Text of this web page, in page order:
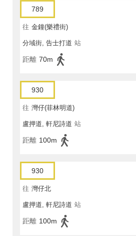
789
往 金鐘(樂禮街)
分域街, 告士打道 站
距離 70m
930
往 灣仔(菲林明道)
盧押道, 軒尼詩道 站
距離 100m
930
往 灣仔北
盧押道, 軒尼詩道 站
距離 100m